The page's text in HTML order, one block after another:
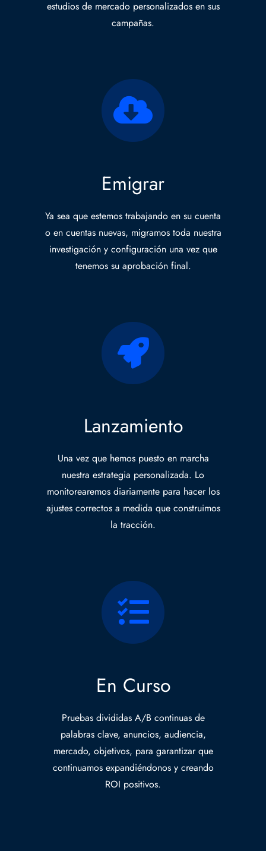
estudios de mercado personalizados en sus
campañas.
Emigrar
Ya sea que estemos trabajando en su cuenta
o en cuentas nuevas, migramos toda nuestra
investigación y configuración una vez que
tenemos su aprobación final.
Lanzamiento
Una vez que hemos puesto en marcha
nuestra estrategia personalizada. Lo
monitorearemos diariamente para hacer los
ajustes correctos a medida que construimos
la tracción.
En Curso
Pruebas divididas A/B continuas de
palabras clave, anuncios, audiencia,
mercado, objetivos, para garantizar que
continuamos expandiéndonos y creando
ROI positivos.